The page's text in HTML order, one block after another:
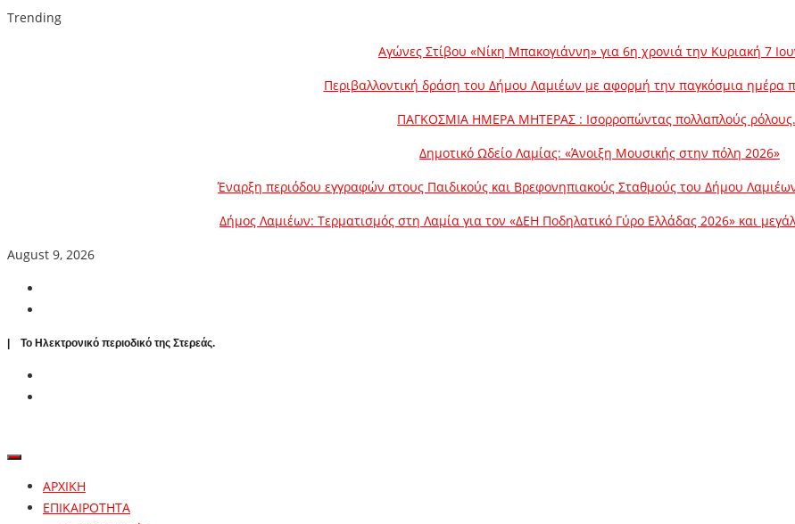
Trending
Αγώνες Στίβου «Νίκη Μπακογιάννη» για 6η χρονιά την Κυριακή 7
Περιβαλλοντική δράση του Δήμου Λαμιέων με αφορμή την παγκόσμια ημέρα
ΠΑΓΚΟΣΜΙΑ ΗΜΕΡΑ ΜΗΤΕΡΑΣ : Ισορροπώντας πολλαπλούς
Δημοτικό Ωδείο Λαμίας: «Άνοιξη Μουσικής στην πόλη 2026»
Έναρξη περιόδου εγγραφών στους Παιδικούς και Βρεφονηπιακούς Σταθμούς του Δήμου
Δήμος Λαμιέων: Τερματισμός στη Λαμία για τον «ΔΕΗ Ποδηλατικό Γύρο Ελλάδας 2026» και
August 9, 2026
| To Ηλεκτρονικό περιοδικό της Στερεάς.
ΑΡΧΙΚΗ
ΕΠΙΚΑΙΡΟΤΗΤΑ